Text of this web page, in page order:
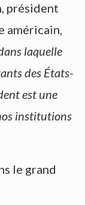
président
américain,
laquelle
des États-
est une
institutions
le grand